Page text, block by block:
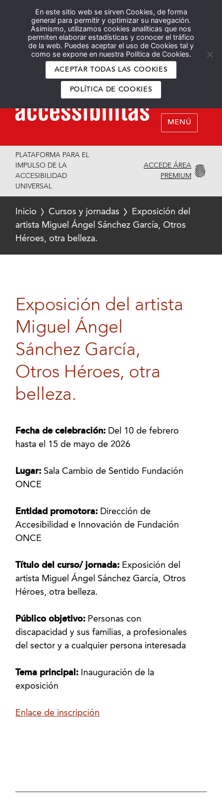
En este sitio web se sirven Cookies, de forma
general para permitir y optimizar su navegación.
Asimismo, utilizamos cookies analíticas que nos
permiten elaborar estadísticas y conocer el tráfico
de la web. Puedes aceptar el uso de Cookies tal y
como se expone en nuestra Política de Cookies.
ACEPTAR TODAS LAS COOKIES
POLÍTICA DE COOKIES
Español English
MENÚ
PLATAFORMA PARA EL
IMPULSO DE LA
ACCESIBILIDAD
UNIVERSAL
ACCEDE ÁREA
PREMIUM
Inicio Cursos y jornadas
Exposición del
artista Miguel Ángel Sánchez García, Otros
Héroes, otra belleza.
Exposición del artista
Miguel Ángel
Sánchez García,
Otros Héroes, otra
belleza.
Fecha de celebración: Del 10 de febrero
hasta el 15 de mayo de 2026
Lugar: Sala Cambio de Sentido Fundación
ONCE
Entidad promotora: Dirección de
Accesibilidad e Innovación de Fundación
ONCE
Título del curso/ jornada: Exposición del
artista Miguel Ángel Sánchez García, Otros
Héroes, otra belleza.
Público objetivo: Personas con
discapacidad y sus familias, a profesionales
del sector y a cualquier persona interesada
Tema principal:
Inauguración de la
exposición
Enlace de inscripción